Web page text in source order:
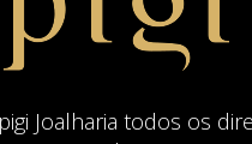
Joalharia todos os